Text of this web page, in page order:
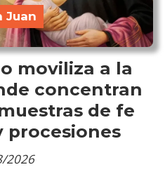
moviliza a la
concentran
de fe
procesiones
Juan
2026